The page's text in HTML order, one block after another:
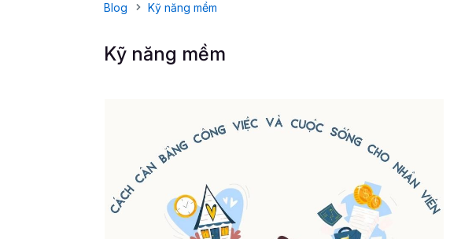
Blog Kỹ năng mềm
Kỹ năng mềm